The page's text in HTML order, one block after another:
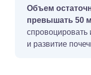
Объем
превышать 50
и развитие